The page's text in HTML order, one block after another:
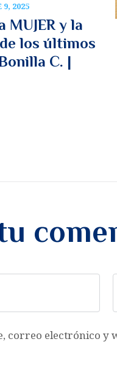
9, 2025
MUJER y la
de los últimos
C. |
correo electrónico y